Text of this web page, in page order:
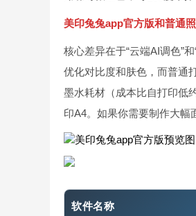
美印兔兔app官方版和普通
核心差异在于“云端AI调色”
优化对比度和肤色，而普通
墨水耗材（成本比自打印低
印A4。如果你需要制作大幅
软件名称